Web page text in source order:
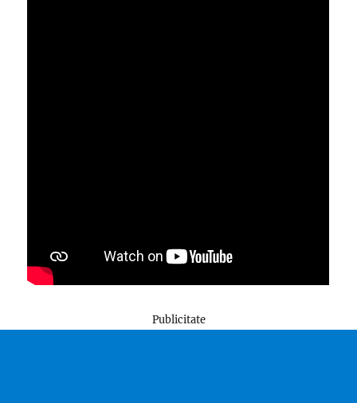
Publicitate